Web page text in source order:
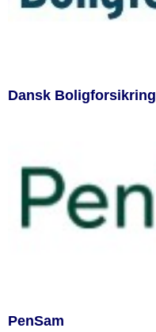
Dansk Boligforsikring
PenSam